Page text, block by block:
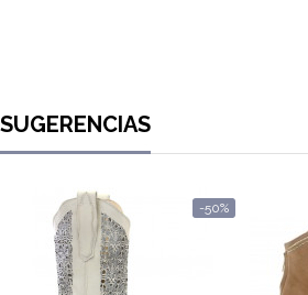
SUGERENCIAS
-50%